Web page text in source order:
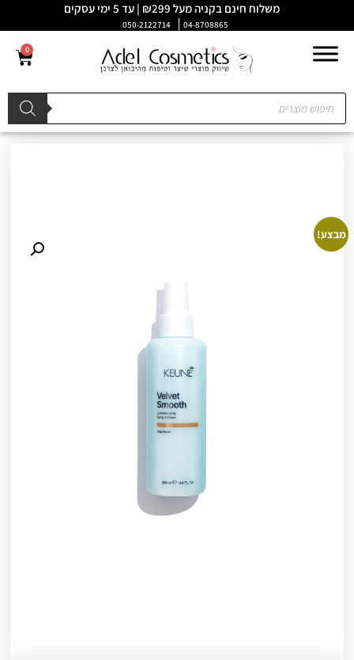
משלוח חינם בקניה מעל ₪299 | עד 5 ימי עסקים
04-8708865
050-2122714
0
מבצע!